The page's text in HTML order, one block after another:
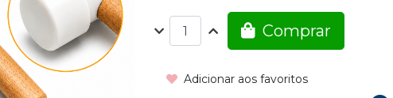
Comprar
Adicionar aos favoritos